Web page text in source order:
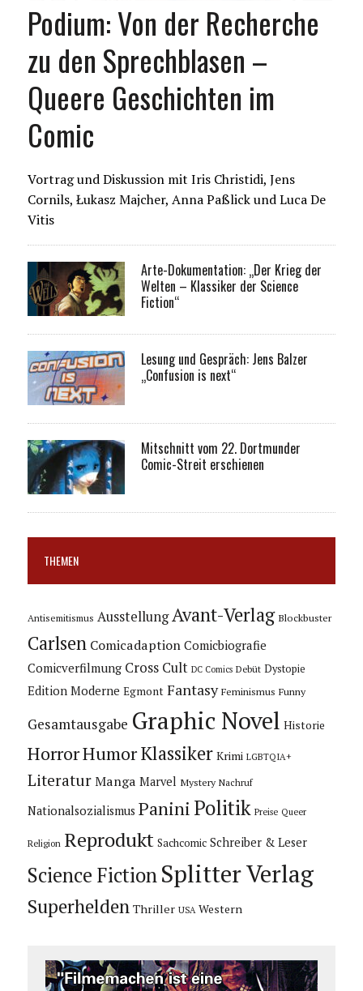
Podium: Von der Recherche
zu den Sprechblasen –
Queere Geschichten im
Comic
Vortrag und Diskussion mit Iris Christidi, Jens
Cornils, Łukasz Majcher, Anna Paßlick und Luca De
Vitis
Arte-Dokumentation: „Der Krieg der
Welten – Klassiker der Science
Fiction“
Lesung und Gespräch: Jens Balzer
„Confusion is next“
Mitschnitt vom 22. Dortmunder
Comic-Streit erschienen
THEMEN
Antisemitismus Ausstellung Avant-Verlag Blockbuster
Carlsen Comicadaption Comicbiografie
Comicverfilmung Cross Cult DC Comics Debüt Dystopie
Edition Moderne Egmont Fantasy Feminismus Funny
Gesamtausgabe Graphic Novel Historie
HorrorHumorKlassiker Krimi LGBTQIA+
Literatur Manga Marvel Mystery Nachruf
Nationalsozialismus Panini Politik Preise Queer
Religion Reprodukt Sachcomic Schreiber & Leser
Science Fiction Splitter Verlag
Superhelden Thriller USA Western